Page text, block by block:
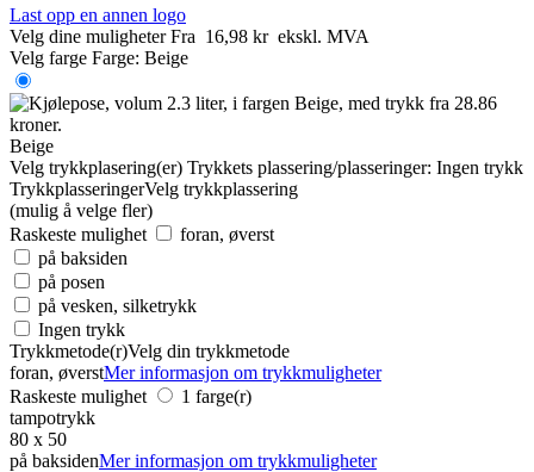
Last opp en annen logo
Velg dine muligheter Fra 16,98 kr ekskl. MVA
Velg farge Farge: Beige
Beige
Velg trykkplasering(er) Trykkets plassering/plasseringer: Ingen trykk
TrykkplasseringerVelg trykkplassering
(mulig å velge fler)
Raskeste mulighet
foran, øverst
på baksiden
på posen
på vesken, silketrykk
Ingen trykk
Trykkmetode(r)Velg din trykkmetode
foran, øverstMer informasjon om trykkmuligheter
Raskeste mulighet
1 farge(r)
tampotrykk
80 x 50
på baksidenMer informasjon om trykkmuligheter